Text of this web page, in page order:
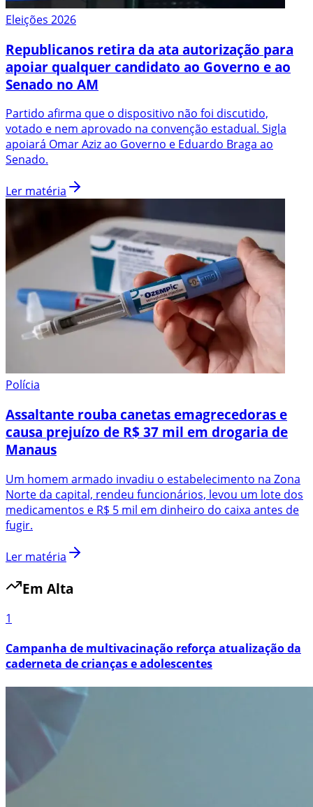
Eleições 2026
Republicanos retira da ata autorização para
apoiar qualquer candidato ao Governo e ao
Senado no AM
Partido afirma que o dispositivo não foi discutido,
votado e nem aprovado na convenção estadual. Sigla
apoiará Omar Aziz ao Governo e Eduardo Braga ao
Senado.
Ler matéria
Polícia
Assaltante rouba canetas emagrecedoras e
causa prejuízo de R$ 37 mil em drogaria de
Manaus
Um homem armado invadiu o estabelecimento na Zona
Norte da capital, rendeu funcionários, levou um lote dos
medicamentos e R$ 5 mil em dinheiro do caixa antes de
fugir.
Ler matéria
Em Alta
1
Campanha de multivacinação reforça atualização da
caderneta de crianças e adolescentes